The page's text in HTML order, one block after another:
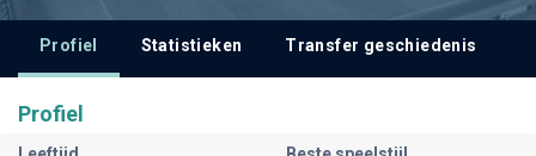
Profiel Statistieken Transfer geschiedenis
Profiel